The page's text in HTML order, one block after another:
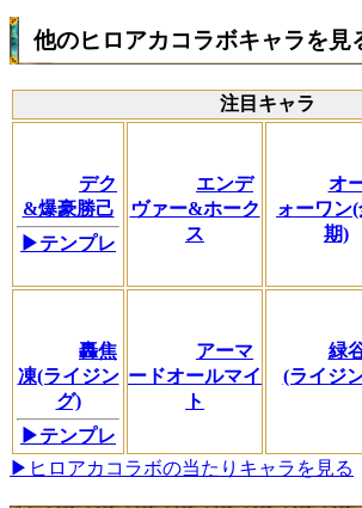
他のヒロアカコラボキャラを見
注目キャラ
デク
&爆豪勝己
▶テンプレ
エンデ
ヴァー&ホーク
ス
オ
ォーワン
期)
轟焦
凍(ライジン
グ)
▶テンプレ
アーマ
ードオールマイ
ト
緑
(ライジ
▶ヒロアカコラボの当たりキャラを見る